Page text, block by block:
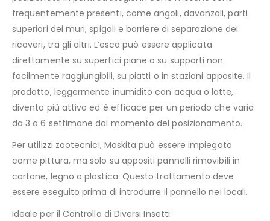
frequentemente presenti, come angoli, davanzali, parti
superiori dei muri, spigoli e barriere di separazione dei
ricoveri, tra gli altri. L’esca può essere applicata
direttamente su superfici piane o su supporti non
facilmente raggiungibili, su piatti o in stazioni apposite. Il
prodotto, leggermente inumidito con acqua o latte,
diventa più attivo ed è efficace per un periodo che varia
da 3 a 6 settimane dal momento del posizionamento.
Per utilizzi zootecnici, Moskita può essere impiegato
come pittura, ma solo su appositi pannelli rimovibili in
cartone, legno o plastica. Questo trattamento deve
essere eseguito prima di introdurre il pannello nei locali.
Ideale per il Controllo di Diversi Insetti: